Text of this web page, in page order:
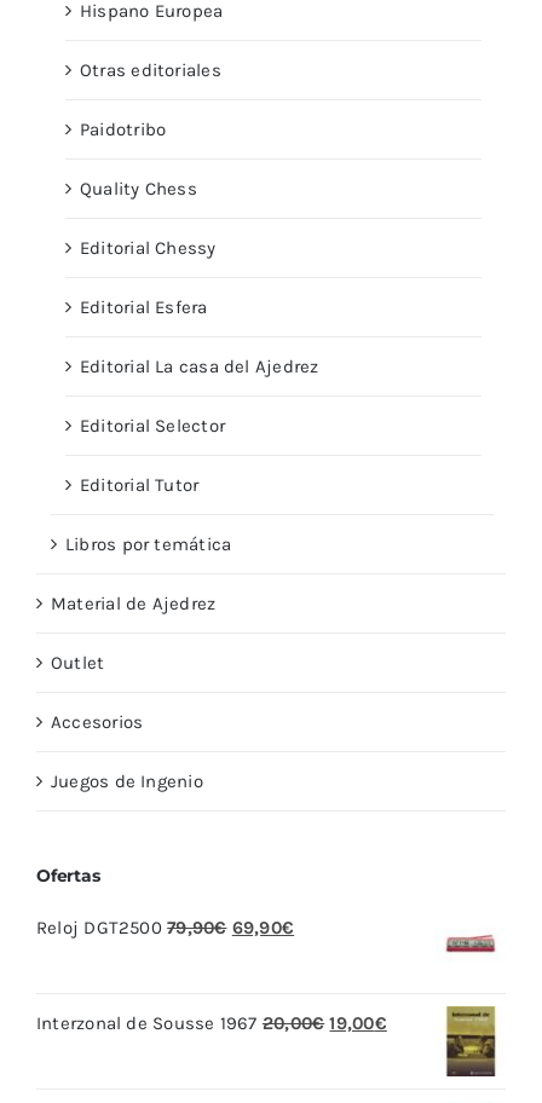
Hispano Europea
Otras editoriales
Paidotribo
Quality Chess
Editorial Chessy
Editorial Esfera
Editorial La casa del Ajedrez
Editorial Selector
Editorial Tutor
Libros por temática
Material de Ajedrez
Outlet
Accesorios
Juegos de Ingenio
Ofertas
Reloj DGT2500 79,90€ El
era:
69,90€
es:
Interzonal de Sousse 1967 20,00€ El
19,00€El